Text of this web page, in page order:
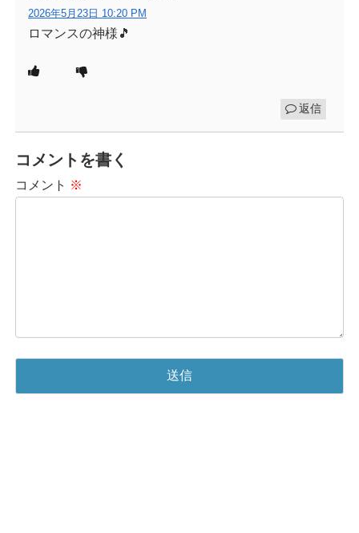
2026年5月23日 10:20 PM
ロマンスの神様🎵
返信
コメントを書く
コメント ※